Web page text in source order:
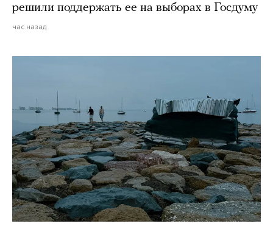
решили поддержать ее на выборах в Госдуму
час назад